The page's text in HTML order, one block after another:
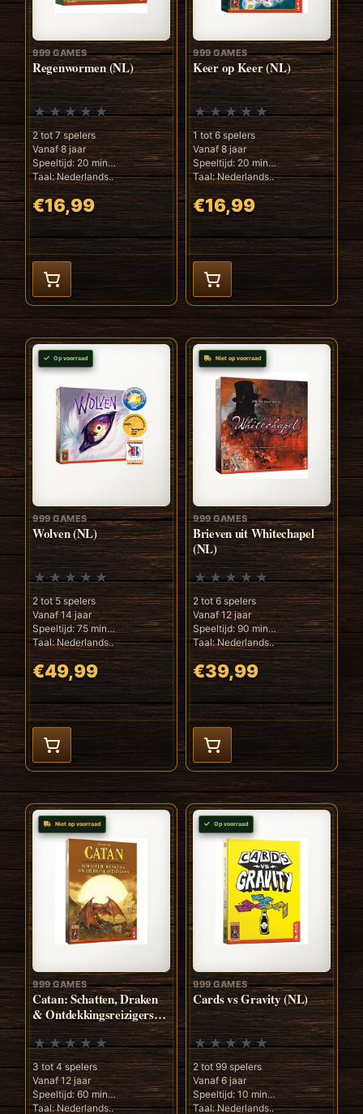
999 GAMES
Regenwormen (NL)
2 tot 7 spelers
Vanaf 8 jaar
Speeltijd: 20 min
Taal: Nederlands..
€16,99
999 GAMES
Keer op Keer (NL)
1 tot 6 spelers
Vanaf 8 jaar
Speeltijd: 20 min
Taal: Nederlands..
€16,99
Op voorraad
999 GAMES
Wolven (NL)
2 tot 5 spelers
Vanaf 14 jaar
Speeltijd: 75 min
Taal: Nederlands..
€49,99
Niet op voorraad
999 GAMES
Brieven uit Whitechapel
(NL)
2 tot 6 spelers
Vanaf 12 jaar
Speeltijd: 90 min
Taal: Nederlands..
€39,99
Niet op voorraad
999 GAMES
Catan: Schatten, Draken
& Ontdekkingsreizigers
(NL)
3 tot 4 spelers
Vanaf 12 jaar
Speeltijd: 60 min
Taal: Nederlands..
Op voorraad
999 GAMES
Cards vs Gravity (NL)
2 tot 99 spelers
Vanaf 6 jaar
Speeltijd: 10 min
Taal: Nederlands..